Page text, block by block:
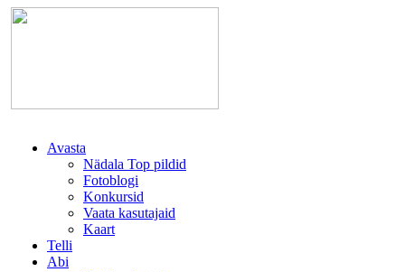
Avasta
Nädala Top pildid
Fotoblogi
Konkursid
Vaata kasutajaid
Kaart
Telli
Abi